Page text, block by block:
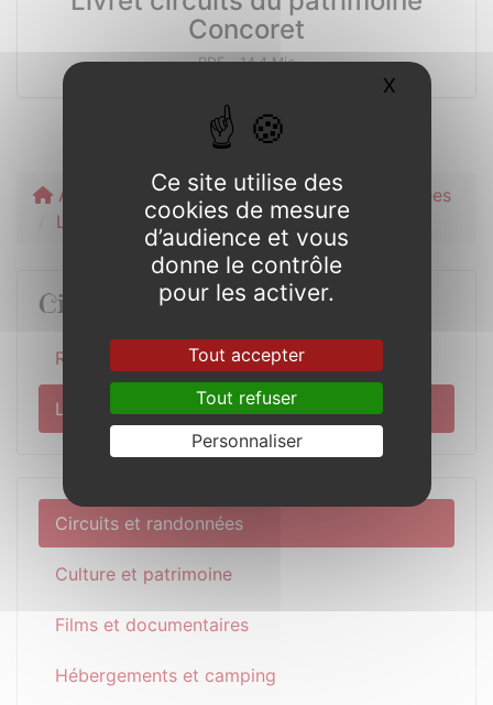
Concoret
PDF-14.4 Mio
Accueil Découverte
Circuits et randonnées
Les trois circuits du patrimoine
Circuits et randonnées
Randonnées
Les trois circuits du patrimoine
Circuits et randonnées
Culture et patrimoine
Films et documentaires
Hébergements et camping
Ce site utilise des
cookies de mesure
d’audience et vous
donne le contrôle
pour les activer.
Tout accepter
Tout refuser
Personnaliser
X Masquer